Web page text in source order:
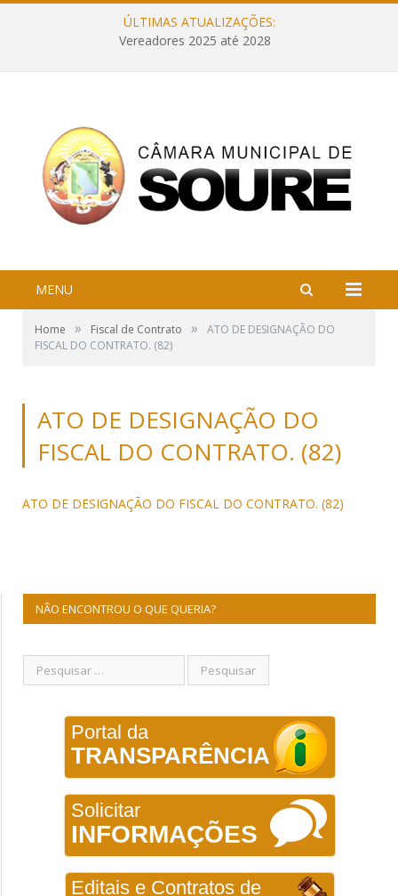
ÚLTIMAS ATUALIZAÇÕES:
Vereadores 2025 até 2028
MENU
Home » Fiscal de Contrato »
ATO DE DESIGNAÇÃO DO
FISCAL DO CONTRATO. (82)
ATO DE DESIGNAÇÃO DO
FISCAL DO CONTRATO. (82)
ATO DE DESIGNAÇÃO DO FISCAL DO CONTRATO. (82)
NÃO ENCONTROU O QUE QUERIA?
Portal da
TRANSPARÊNCIA
Solicitar
INFORMAÇÕES
Editais e Contratos de